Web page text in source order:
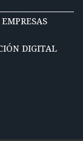
EMPRESAS
DIGITAL